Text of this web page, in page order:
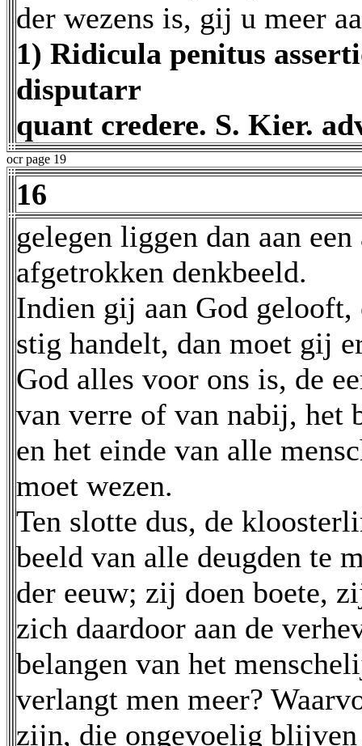
der wezens is, gij u meer
1) Ridicula penitus
disputarr
quant credere. S. Kier.
ocr page 19
16
gelegen liggen dan aan
afgetrokken denkbeeld.
Indien gij aan God gelooft,
stig handelt, dan moet gij
God alles voor ons is, de
van verre of van nabij, het
en het einde van alle
moet wezen.
Ten slotte dus, de
beeld van alle deugden te
der eeuw; zij doen boete,
zich daardoor aan de
belangen van het
verlangt men meer?
zijn, die ongevoelig